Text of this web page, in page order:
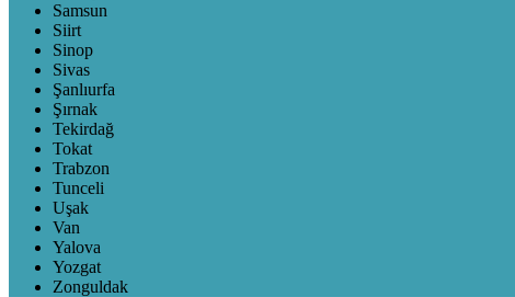
Samsun
Siirt
Sinop
Sivas
Şanlıurfa
Şırnak
Tekirdağ
Tokat
Trabzon
Tunceli
Uşak
Van
Yalova
Yozgat
Zonguldak